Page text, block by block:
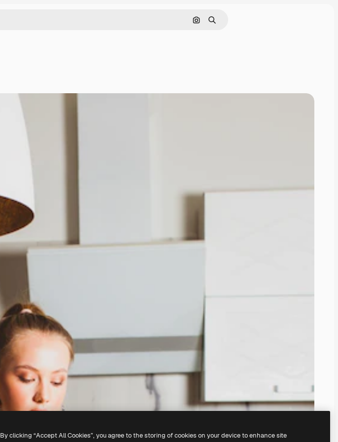
Hledat podle obrázku
Hledat
By clicking “Accept All Cookies”, you agree to the storing of cookies on your device to enhance site